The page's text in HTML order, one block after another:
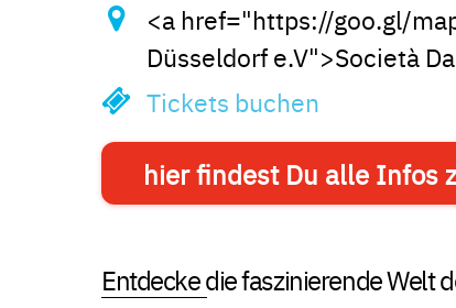
<a href="https://goo.gl/
Düsseldorf e.V">Società
Tickets buchen
hier findest Du alle Infos
Entdecke die faszinierende Welt